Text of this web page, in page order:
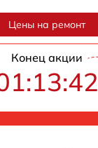
Цены на ремонт
Конец акции